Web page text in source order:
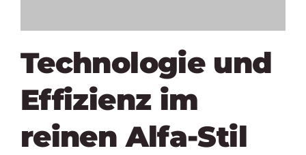
Technologie und
Effizienz im
reinen Alfa-Stil